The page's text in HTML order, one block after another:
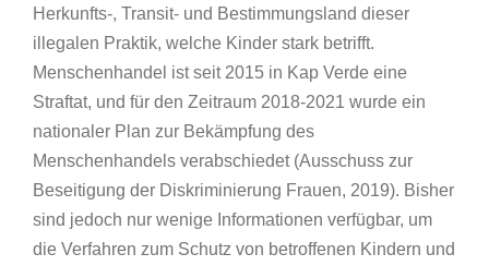
Herkunfts-, Transit- und Bestimmungsland dieser
illegalen Praktik, welche Kinder stark betrifft.
Menschenhandel ist seit 2015 in Kap Verde eine
Straftat, und für den Zeitraum 2018-2021 wurde ein
nationaler Plan zur Bekämpfung des
Menschenhandels verabschiedet (Ausschuss zur
Beseitigung der Diskriminierung Frauen, 2019). Bisher
sind jedoch nur wenige Informationen verfügbar, um
die Verfahren zum Schutz von betroffenen Kindern und